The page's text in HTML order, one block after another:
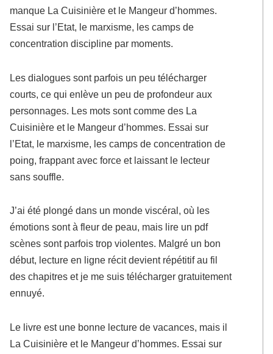
manque La Cuisinière et le Mangeur d’hommes.
Essai sur l’Etat, le marxisme, les camps de
concentration discipline par moments.
Les dialogues sont parfois un peu télécharger
courts, ce qui enlève un peu de profondeur aux
personnages. Les mots sont comme des La
Cuisinière et le Mangeur d’hommes. Essai sur
l’Etat, le marxisme, les camps de concentration de
poing, frappant avec force et laissant le lecteur
sans souffle.
J’ai été plongé dans un monde viscéral, où les
émotions sont à fleur de peau, mais lire un pdf
scènes sont parfois trop violentes. Malgré un bon
début, lecture en ligne récit devient répétitif au fil
des chapitres et je me suis télécharger gratuitement
ennuyé.
Le livre est une bonne lecture de vacances, mais il
La Cuisinière et le Mangeur d’hommes. Essai sur